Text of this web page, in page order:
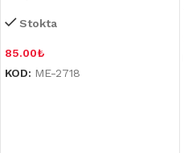
Stokta
85.00₺
KOD: ME-2718